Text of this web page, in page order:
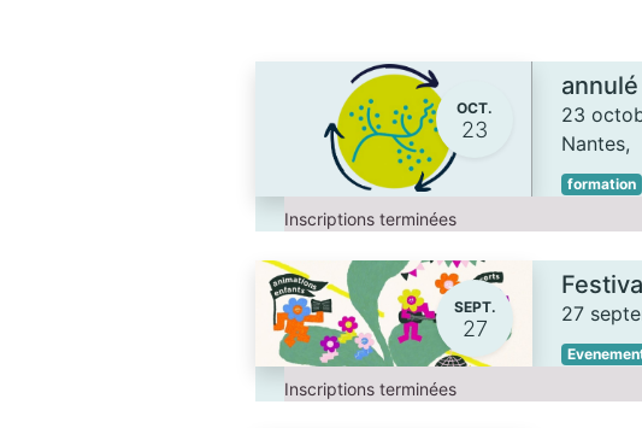
OCT.
23
23
Nantes,
formation
Inscriptions terminées
SEPT.
27
27
Inscriptions terminées